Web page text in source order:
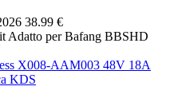
38.99 €
Adatto per Bafang BBSHD